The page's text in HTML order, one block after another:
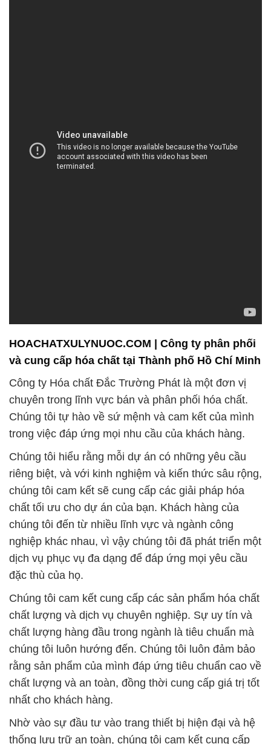
Công ty Hóa chất Đắc Trường Phát là một đơn vị
chuyên trong lĩnh vực bán và phân phối hóa chất.
Chúng tôi tự hào về sứ mệnh và cam kết của mình
trong việc đáp ứng mọi nhu cầu của khách hàng.
Chúng tôi hiểu rằng mỗi dự án có những yêu cầu
riêng biệt, và với kinh nghiệm và kiến thức sâu rộng,
chúng tôi cam kết sẽ cung cấp các giải pháp hóa
chất tối ưu cho dự án của bạn. Khách hàng của
chúng tôi đến từ nhiều lĩnh vực và ngành công
nghiệp khác nhau, vì vậy chúng tôi đã phát triển một
dịch vụ phục vụ đa dạng để đáp ứng mọi yêu cầu
đặc thù của họ.
Chúng tôi cam kết cung cấp các sản phẩm hóa chất
chất lượng và dịch vụ chuyên nghiệp. Sự uy tín và
chất lượng hàng đầu trong ngành là tiêu chuẩn mà
chúng tôi luôn hướng đến. Chúng tôi luôn đảm bảo
rằng sản phẩm của mình đáp ứng tiêu chuẩn cao về
chất lượng và an toàn, đồng thời cung cấp giá trị tốt
nhất cho khách hàng.
Nhờ vào sự đầu tư vào trang thiết bị hiện đại và hệ
thống lưu trữ an toàn, chúng tôi cam kết cung cấp
hóa chất với số lượng lớn một cách đáng tin cậy,
đảm bảo sự ổn định trong quá trình sản xuất của
bạn. Chúng tôi không chỉ là một nhà cung cấp sản
phẩm, mà còn là một đối tác đồng hành trong việc